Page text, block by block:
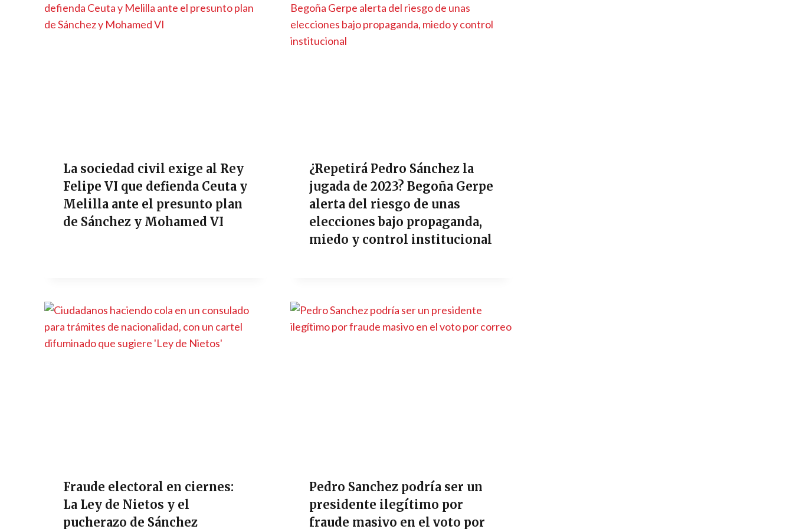
La sociedad civil exige al Rey
Felipe VI que defienda Ceuta y
Melilla ante el presunto plan
de Sánchez y Mohamed VI
¿Repetirá Pedro Sánchez la
jugada de 2023? Begoña Gerpe
alerta del riesgo de unas
elecciones bajo propaganda,
miedo y control institucional
Fraude electoral en ciernes:
La Ley de Nietos y el
pucherazo de Sánchez
Pedro Sanchez podría ser un
presidente ilegítimo por
fraude masivo en el voto por